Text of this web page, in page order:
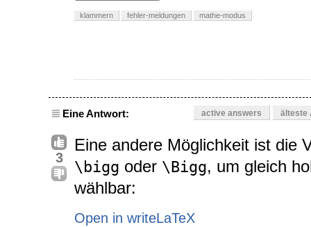
klammern fehler-meldungen mathe-modus
Eine Antwort: active answers älteste
3
Eine andere Möglichkeit ist die
\bigg oder \Bigg, um gleich
wählbar:
Open in writeLaTeX